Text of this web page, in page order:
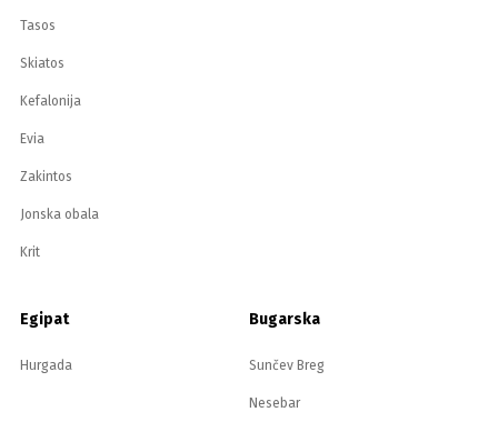
Tasos
Skiatos
Kefalonija
Evia
Zakintos
Jonska obala
Krit
Egipat
Hurgada
Bugarska
Sunčev Breg
Nesebar